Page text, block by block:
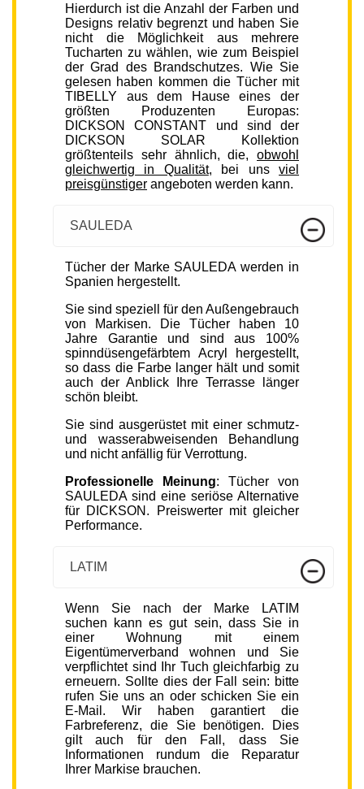
Hierdurch ist die Anzahl der Farben und
Designs relativ begrenzt und haben Sie
nicht die Möglichkeit aus mehrere
Tucharten zu wählen, wie zum Beispiel
der Grad des Brandschutzes. Wie Sie
gelesen haben kommen die Tücher mit
TIBELLY aus dem Hause eines der
größten Produzenten Europas:
DICKSON CONSTANT und sind der
DICKSON SOLAR Kollektion
größtenteils sehr ähnlich, die, obwohl
gleichwertig in Qualität, bei unsviel
preisgünstiger angeboten werden kann.
SAULEDA
Tücher der Marke SAULEDA werden in
Spanien hergestellt.
Sie sind speziell für den Außengebrauch
von Markisen. Die Tücher haben 10
Jahre Garantie und sind aus 100%
spinndüsengefärbtem Acryl hergestellt,
so dass die Farbe langer hält und somit
auch der Anblick Ihre Terrasse länger
schön bleibt.
Sie sind ausgerüstet mit einer schmutz-
und wasserabweisenden Behandlung
und nicht anfällig für Verrottung.
Professionelle Meinung: Tücher von
SAULEDA sind eine seriöse Alternative
für DICKSON. Preiswerter mit gleicher
Performance.
LATIM
Wenn Sie nach der Marke LATIM
suchen kann es gut sein, dass Sie in
einer Wohnung mit einem
Eigentümerverband wohnen und Sie
verpflichtet sind Ihr Tuch gleichfarbig zu
erneuern. Sollte dies der Fall sein: bitte
rufen Sie uns an oder schicken Sie ein
E-Mail. Wir haben garantiert die
Farbreferenz, die Sie benötigen. Dies
gilt auch für den Fall, dass Sie
Informationen rundum die Reparatur
Ihrer Markise brauchen.